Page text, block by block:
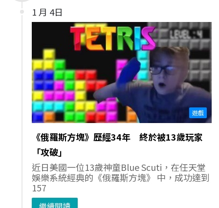
1 月 4日
遊戲
《俄羅斯方塊》歷經34年 終於被13歲玩家
「攻破」
近日美國一位13歲神童Blue Scuti，在任天堂
娛樂系統經典的《俄羅斯方塊》 中，成功達到
157